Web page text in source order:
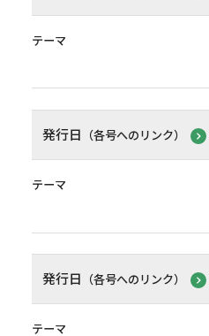
テーマ
発行日 （各号へのリンク）
テーマ
発行日 （各号へのリンク）
テーマ